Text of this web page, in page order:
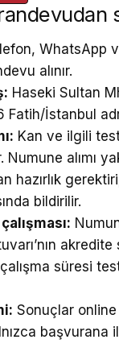
WhatsApp
alınır.
Haseki Sultan
Fatih/İstanbul
Kan ve ilgili
Numune alımı
hazırlık
bildirilir.
çalışma süresi
Sonuçlar
başvurana